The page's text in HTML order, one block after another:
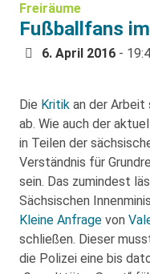
Freiräume
Fußballfans
6. April 2016 -
Die Kritik an der Arbeit
ab. Wie auch der
in Teilen der
Verständnis für
sein. Das zumindest
Sächsischen
Kleine Anfrage von
schließen. Dieser
die Polizei eine bis